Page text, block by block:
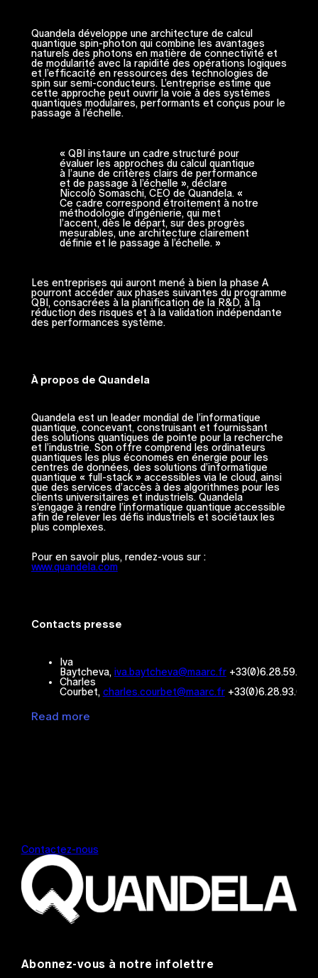
Quandela développe une architecture de calcul
quantique spin-photon qui combine les avantages
naturels des photons en matière de connectivité et
de modularité avec la rapidité des opérations logiques
et l’efficacité en ressources des technologies de
spin sur semi-conducteurs. L’entreprise estime que
cette approche peut ouvrir la voie à des systèmes
quantiques modulaires, performants et conçus pour le
passage à l’échelle.
« QBI instaure un cadre structuré pour
évaluer les approches du calcul quantique
à l’aune de critères clairs de performance
et de passage à l’échelle », déclare
Niccolò Somaschi, CEO de Quandela. «
Ce cadre correspond étroitement à notre
méthodologie d’ingénierie, qui met
l’accent, dès le départ, sur des progrès
mesurables, une architecture clairement
définie et le passage à l’échelle. »
Les entreprises qui auront mené à bien la phase A
pourront accéder aux phases suivantes du programme
QBI, consacrées à la planification de la R&D, à la
réduction des risques et à la validation indépendante
des performances système.
À propos de Quandela
Quandela est un leader mondial de l’informatique
quantique, concevant, construisant et fournissant
des solutions quantiques de pointe pour la recherche
et l’industrie. Son offre comprend les ordinateurs
quantiques les plus économes en énergie pour les
centres de données, des solutions d’informatique
quantique « full-stack » accessibles via le cloud, ainsi
que des services d’accès à des algorithmes pour les
clients universitaires et industriels. Quandela
s’engage à rendre l’informatique quantique accessible
afin de relever les défis industriels et sociétaux les
plus complexes.
Pour en savoir plus, rendez-vous sur :
www.quandela.com
Contacts presse
Iva
Baytcheva, iva.baytcheva@maarc.fr
Charles
Courbet, charles.courbet@maarc.fr
Read more
Contactez-nous
Abonnez-vous à notre infolettre